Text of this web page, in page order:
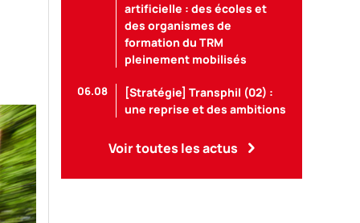
artificielle : des écoles et
des organismes de
formation du TRM
pleinement mobilisés
06.08
[Stratégie] Transphil (02) :
une reprise et des ambitions
Voir toutes les actus